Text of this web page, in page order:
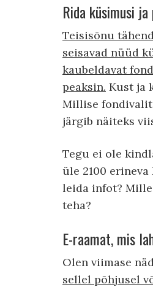
Rida küsimusi
Teisisõnu
seisavad nüüd
kaubeldavat
peaksin. Kust ja
Millise
järgib näiteks
Tegu ei ole
üle 2100
leida infot?
teha?
E-raamat, mis
Olen viimase
sellel põhjusel